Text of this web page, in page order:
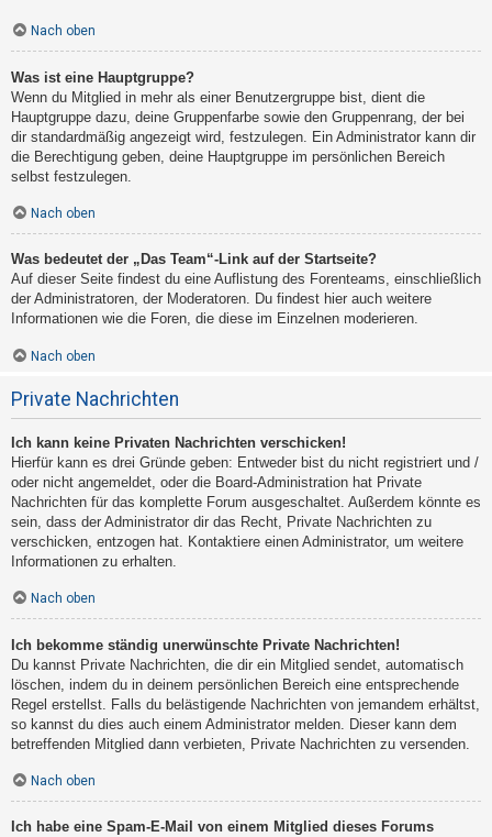
Nach oben
Was ist eine Hauptgruppe?
Wenn du Mitglied in mehr als einer Benutzergruppe bist, dient die
Hauptgruppe dazu, deine Gruppenfarbe sowie den Gruppenrang, der bei
dir standardmäßig angezeigt wird, festzulegen. Ein Administrator kann dir
die Berechtigung geben, deine Hauptgruppe im persönlichen Bereich
selbst festzulegen.
Nach oben
Was bedeutet der „Das Team“-Link auf der Startseite?
Auf dieser Seite findest du eine Auflistung des Forenteams, einschließlich
der Administratoren, der Moderatoren. Du findest hier auch weitere
Informationen wie die Foren, die diese im Einzelnen moderieren.
Nach oben
Private Nachrichten
Ich kann keine Privaten Nachrichten verschicken!
Hierfür kann es drei Gründe geben: Entweder bist du nicht registriert und /
oder nicht angemeldet, oder die Board-Administration hat Private
Nachrichten für das komplette Forum ausgeschaltet. Außerdem könnte es
sein, dass der Administrator dir das Recht, Private Nachrichten zu
verschicken, entzogen hat. Kontaktiere einen Administrator, um weitere
Informationen zu erhalten.
Nach oben
Ich bekomme ständig unerwünschte Private Nachrichten!
Du kannst Private Nachrichten, die dir ein Mitglied sendet, automatisch
löschen, indem du in deinem persönlichen Bereich eine entsprechende
Regel erstellst. Falls du belästigende Nachrichten von jemandem erhältst,
so kannst du dies auch einem Administrator melden. Dieser kann dem
betreffenden Mitglied dann verbieten, Private Nachrichten zu versenden.
Nach oben
Ich habe eine Spam-E-Mail von einem Mitglied dieses Forums